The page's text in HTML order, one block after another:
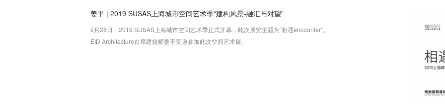
姜平 | 2019 SUSAS上海城市空间艺术季“建构风景-融汇与对望”
9月28日，2019 SUSAS上海城市空间艺术季正式开幕，此次展览主题为“相遇encounter”。
EID Architecture首席建筑师姜平受邀参加此次空间艺术展。